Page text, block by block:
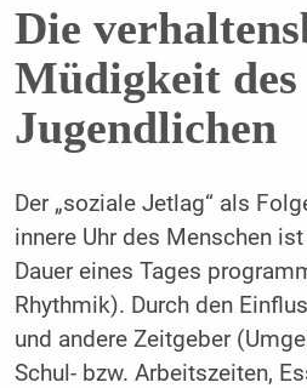
Die
Müdigkeit des
Jugendlichen
Der „soziale Jetlag“ als
innere Uhr des Menschen
Dauer eines Tages
Rhythmik). Durch den
und andere Zeitgeber
Schul- bzw. Arbeitszeiten,